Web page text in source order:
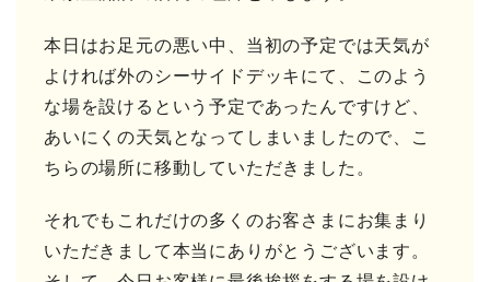
本日はお足元の悪い中、当初の予定では天気が
よければ外のシーサイドデッキにて、このよう
な場を設けるという予定であったんですけど、
あいにくの天気となってしまいましたので、こ
ちらの場所に移動していただきました。
それでもこれだけの多くのお客さまにお集まり
いただきまして本当にありがとうございます。